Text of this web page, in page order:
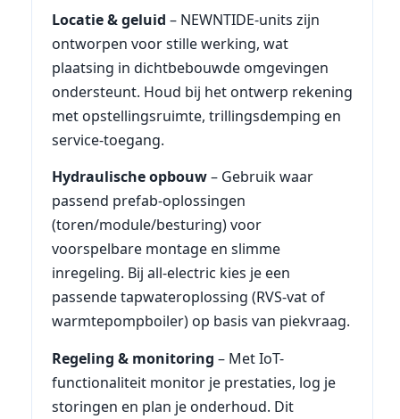
Locatie & geluid – NEWNTIDE-units zijn
ontworpen voor stille werking, wat
plaatsing in dichtbebouwde omgevingen
ondersteunt. Houd bij het ontwerp rekening
met opstellingsruimte, trillingsdemping en
service-toegang.
Hydraulische opbouw– Gebruik waar
passend prefab-oplossingen
(toren/module/besturing) voor
voorspelbare montage en slimme
inregeling. Bij all-electric kies je een
passende tapwateroplossing (RVS-vat of
warmtepompboiler) op basis van piekvraag.
Regeling & monitoring – Met IoT-
functionaliteit monitor je prestaties, log je
storingen en plan je onderhoud. Dit